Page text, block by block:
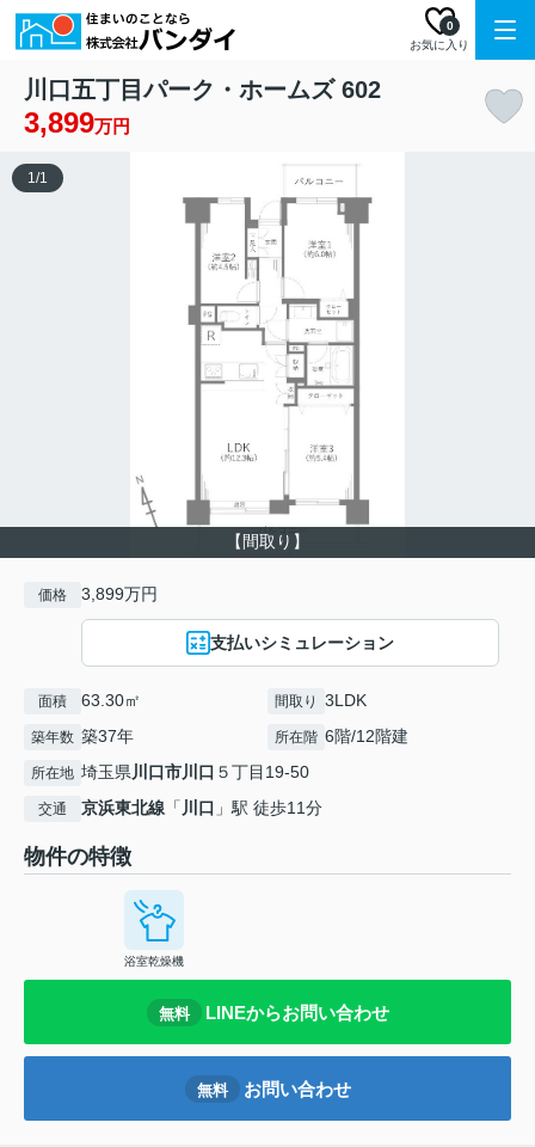
お気に入り
0
川口五丁目パーク・ホームズ 602
3,899万円
【間取り】
1/1
価格 3,899万円
支払いシミュレーション
面積 63.30㎡ 間取り 3LDK
築年数 築37年 所在階 6階/12階建
所在地 埼玉県川口市川口 ５丁目19-50
交通 京浜東北線 「 川口 」駅 徒歩11分
物件の特徴
浴室乾燥機
無料 LINEからお問い合わせ
無料 お問い合わせ